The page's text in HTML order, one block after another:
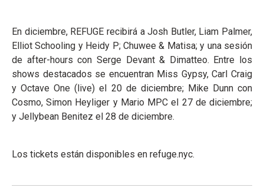
En diciembre, REFUGE recibirá a Josh Butler, Liam Palmer,
Elliot Schooling y Heidy P; Chuwee & Matisa; y una sesión
de after-hours con Serge Devant & Dimatteo. Entre los
shows destacados se encuentran Miss Gypsy, Carl Craig
y Octave One (live) el 20 de diciembre; Mike Dunn con
Cosmo, Simon Heyliger y Mario MPC el 27 de diciembre;
y Jellybean Benitez el 28 de diciembre.
Los tickets están disponibles en refuge.nyc.